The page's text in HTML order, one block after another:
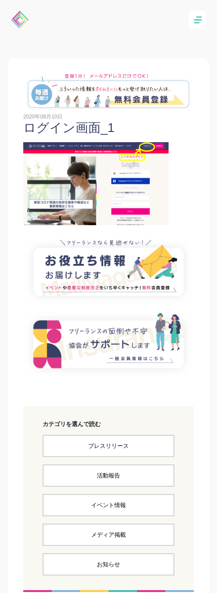
2020年08月10日
ログイン画面_1
カテゴリを選んで読む
プレスリリース
活動報告
イベント情報
メディア掲載
お知らせ